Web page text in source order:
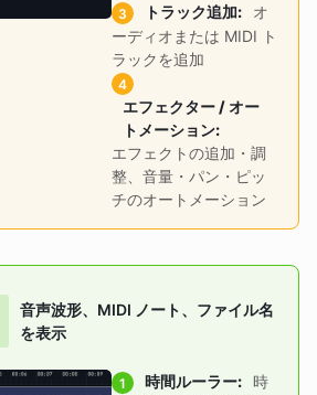
3 トラック追加:
オ
ーディオまたは MIDI ト
ラックを追加
4
エフェクター / オー
トメーション:
エフェクトの追加・調
整、音量・パン・ピッ
チのオートメーション
音声波形、MIDI ノート、ファイル名
を表示
1 時間ルーラー: 時